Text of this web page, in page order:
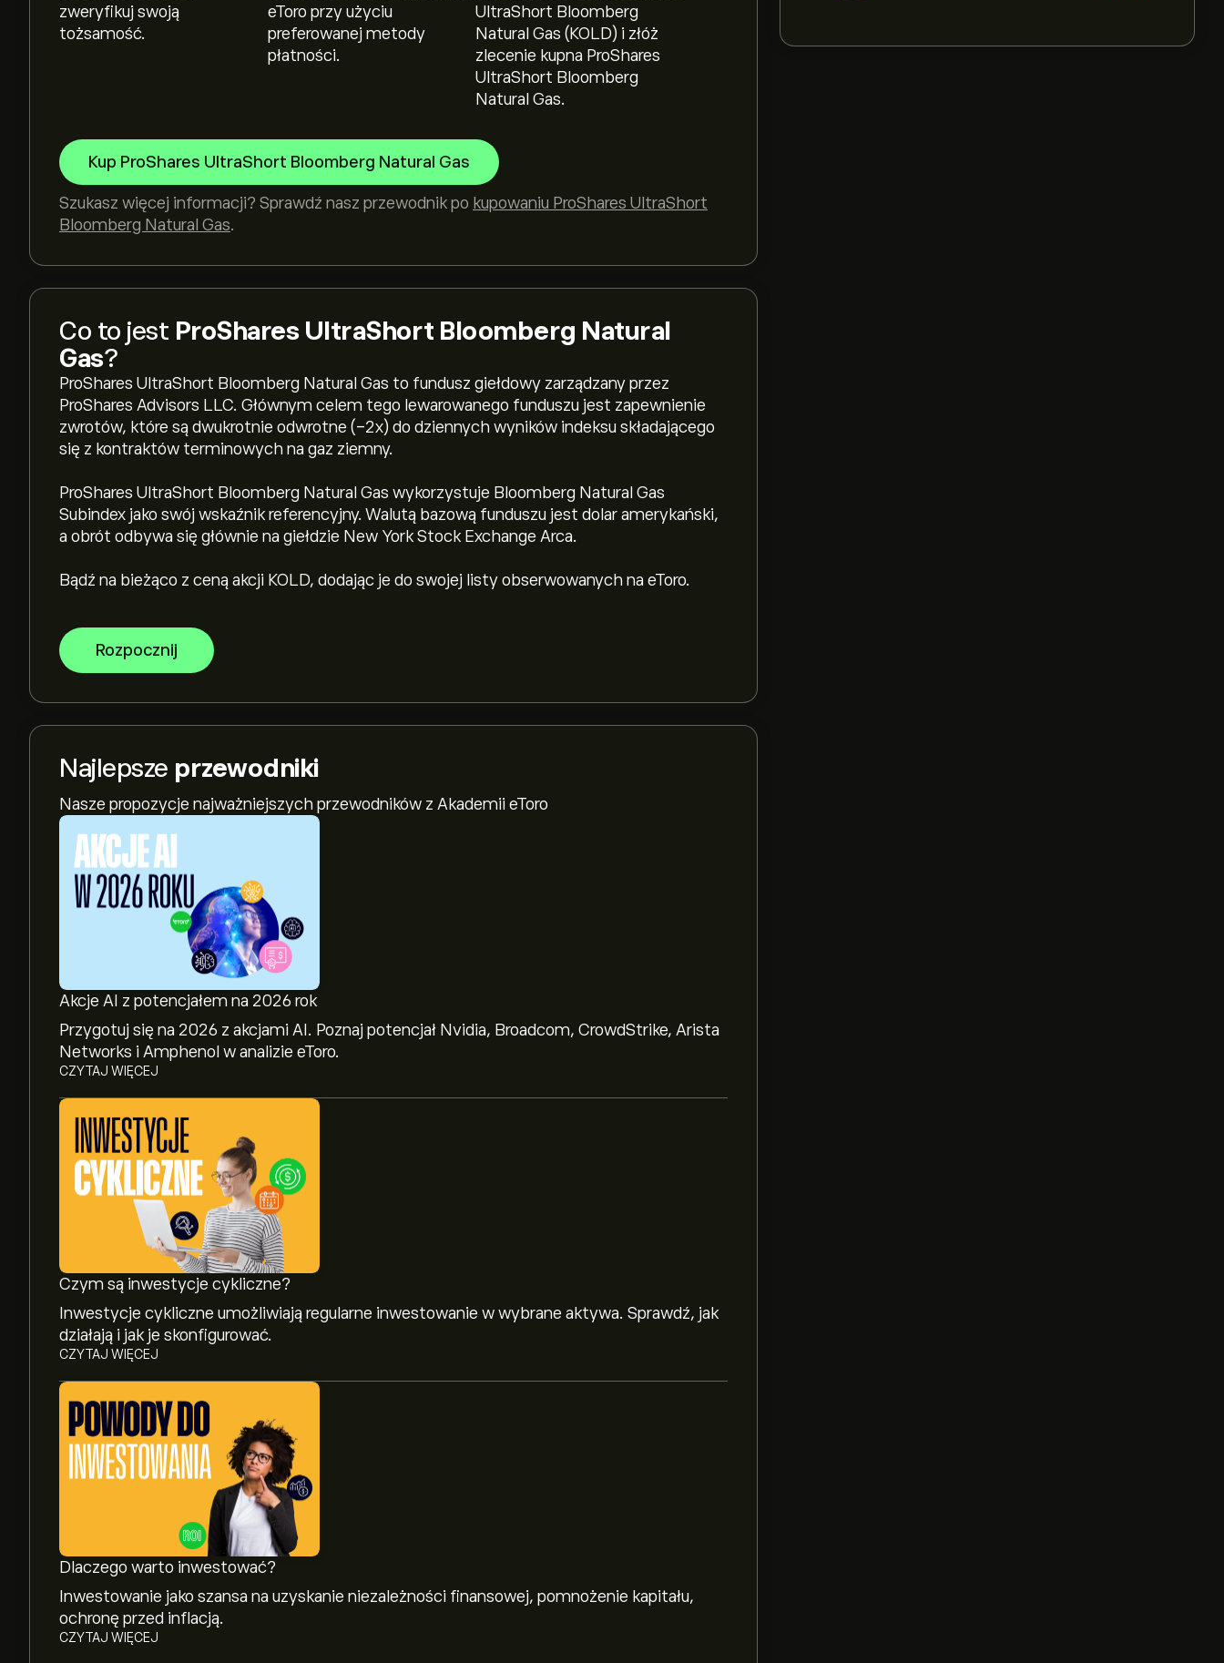
zweryfikuj swoją
tożsamość.
eToro przy użyciu
preferowanej metody
płatności.
UltraShort Bloomberg
Natural Gas (KOLD) i złóż
zlecenie kupna ProShares
UltraShort Bloomberg
Natural Gas.
Kup ProShares UltraShort Bloomberg Natural Gas
Szukasz więcej informacji? Sprawdź nasz przewodnik po kupowaniu ProShares UltraShort
Bloomberg Natural Gas.
Co to jest ProShares UltraShort Bloomberg Natural
Gas?
ProShares UltraShort Bloomberg Natural Gas to fundusz giełdowy zarządzany przez
ProShares Advisors LLC. Głównym celem tego lewarowanego funduszu jest zapewnienie
zwrotów, które są dwukrotnie odwrotne (-2x) do dziennych wyników indeksu składającego
się z kontraktów terminowych na gaz ziemny.
ProShares UltraShort Bloomberg Natural Gas wykorzystuje Bloomberg Natural Gas
Subindex jako swój wskaźnik referencyjny. Walutą bazową funduszu jest dolar amerykański,
a obrót odbywa się głównie na giełdzie New York Stock Exchange Arca.
Bądź na bieżąco z ceną akcji KOLD, dodając je do swojej listy obserwowanych na eToro.
Rozpocznij
Najlepsze przewodniki
Nasze propozycje najważniejszych przewodników z Akademii eToro
Akcje AI z potencjałem na 2026 rok
Przygotuj się na 2026 z akcjami AI. Poznaj potencjał Nvidia, Broadcom, CrowdStrike, Arista
Networks i Amphenol w analizie eToro.
CZYTAJ WIĘCEJ
Czym są inwestycje cykliczne?
Inwestycje cykliczne umożliwiają regularne inwestowanie w wybrane aktywa. Sprawdź, jak
działają i jak je skonfigurować.
CZYTAJ WIĘCEJ
Dlaczego warto inwestować?
Inwestowanie jako szansa na uzyskanie niezależności finansowej, pomnożenie kapitału,
ochronę przed inflacją.
CZYTAJ WIĘCEJ
Obecna cena KOLD wynosi 31.23‎$‎
Najwyższe w historii cena ProShares UltraShort Bloomberg Natural Gas to 84.91‎$‎
Wybierz przedział czasowy „1D” lub „1T” na wykresie eToro i pomniejsz widok, aby
zobaczyć historyczne ruchy cenowe ProShares UltraShort Bloomberg Natural Gas. Cena